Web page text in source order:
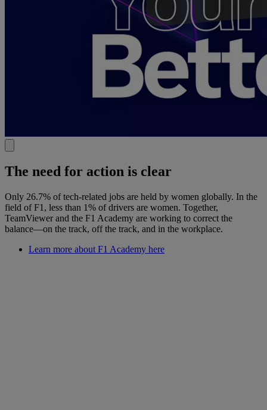
The need for action is clear
Only 26.7% of tech-related jobs are held by women globally. In the
field of F1, less than 1% of drivers are women. Together,
TeamViewer and the F1 Academy are working to correct the
balance—on the track, off the track, and in the workplace.
Learn more about F1 Academy here